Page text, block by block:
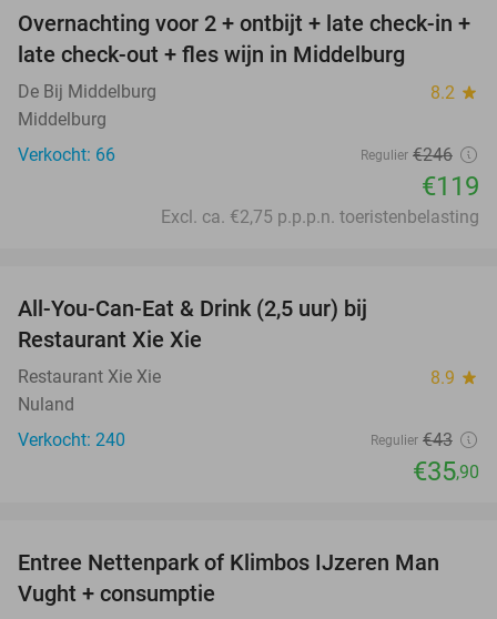
52%
Overnachting voor 2 + ontbijt + late check-in +
late check-out + fles wijn in Middelburg
De Bij Middelburg 8.2 star
Middelburg
Verkocht: 66
Regulier €246
€119
Excl. ca. €2,75 p.p.p.n. toeristenbelasting
All-You-Can-Eat & Drink (2,5 uur) bij
Restaurant Xie Xie
Restaurant Xie Xie 8.9 star
Nuland
Verkocht: 240
Regulier €43
€35,90
29%
Entree Nettenpark of Klimbos IJzeren Man
Vught + consumptie